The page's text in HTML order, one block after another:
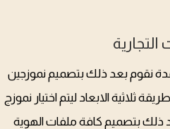
نقوم بعد ذلك بتصميم نموزجين
ثلاثية الابعاد ليتم اختيار نموزج
ذلك بتصميم كافة ملفات الهوية